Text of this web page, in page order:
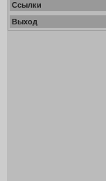
Ссылки
Выход